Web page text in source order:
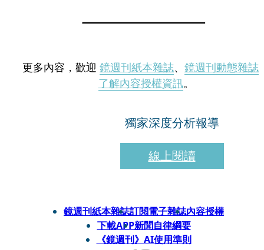
更多內容，歡迎 鏡週刊紙本雜誌、 鏡週刊動態雜誌
了解內容授權資訊。
獨家深度分析報導
線上閱讀
鏡週刊紙本雜誌訂閱電子雜誌內容授權
下載APP新聞自律綱要
《鏡週刊》AI使用準則